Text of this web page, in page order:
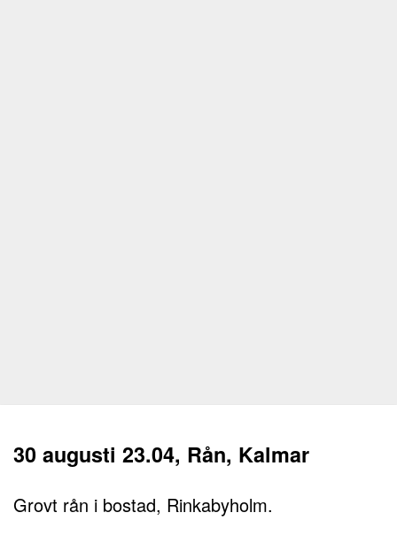
30 augusti 23.04, Rån, Kalmar
Grovt rån i bostad, Rinkabyholm.